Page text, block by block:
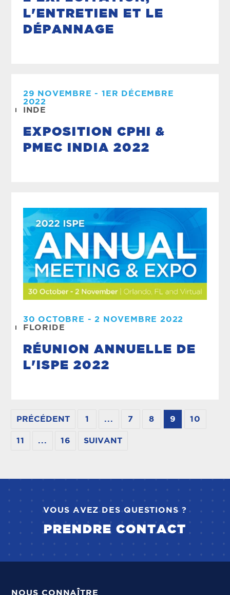
L'ENTRETIEN ET LE
DÉPANNAGE
29 NOVEMBRE - 1ER DÉCEMBRE
2022
INDE
EXPOSITION CPHI &
PMEC INDIA 2022
30 OCTOBRE - 2 NOVEMBRE 2022
FLORIDE
RÉUNION ANNUELLE DE
L'ISPE 2022
PRÉCÉDENT 1 ... 7 8 9 10
11 ... 16 SUIVANT
VOUS AVEZ DES QUESTIONS ?
PRENDRE CONTACT
NOUS CONNAÎTRE